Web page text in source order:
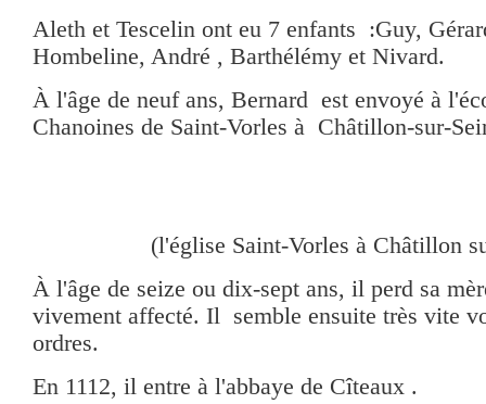
Aleth et Tescelin ont eu 7 enfants :Guy,
Hombeline, André , Barthélémy et Nivard.
À l'âge de neuf ans, Bernard est envoyé à
Chanoines de Saint-Vorles à Châtillon-sur-
(l'église Saint-Vorles à Châtillon
À l'âge de seize ou dix-sept ans, il perd sa
vivement affecté. Il semble ensuite très vite
ordres.
En 1112, il entre à l'abbaye de Cîteaux .